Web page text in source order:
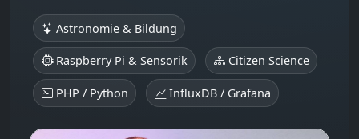
Astronomie & Bildung
Raspberry Pi & Sensorik Citizen Science
PHP / Python InfluxDB / Grafana